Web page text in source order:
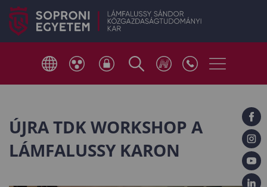
ÚJRA TDK WORKSHOP A
LÁMFALUSSY KARON